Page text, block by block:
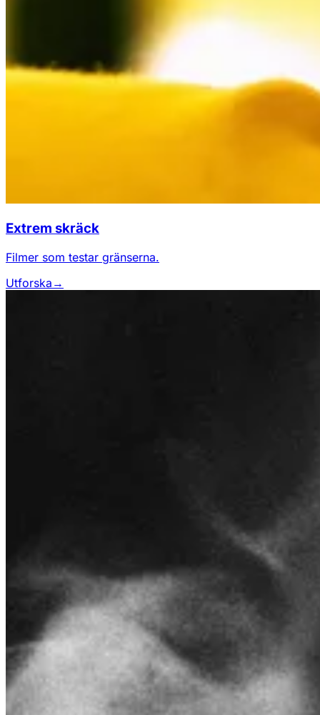
Extrem skräck
Filmer som testar gränserna.
Utforska →